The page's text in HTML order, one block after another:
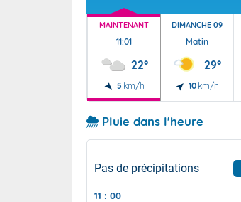
MAINTENANT
11:01
22°
5 km/h
DIMANCHE 09
Matin
29°
10 km/h
Pluie dans l'heure
Pas de précipitations
11 : 00